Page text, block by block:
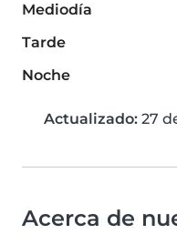
Mediodía
Tarde
Noche
Actualizado: 27
Acerca de